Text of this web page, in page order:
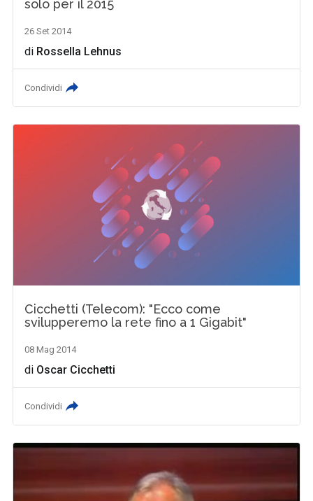
solo per il 2015
26 Set 2014
di Rossella Lehnus
Condividi
Cicchetti (Telecom): "Ecco come
svilupperemo la rete fino a 1 Gigabit"
08 Mag 2014
di Oscar Cicchetti
Condividi